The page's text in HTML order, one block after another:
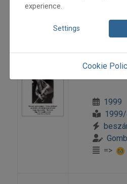
1999
=>
experience.
Settings
Cookie